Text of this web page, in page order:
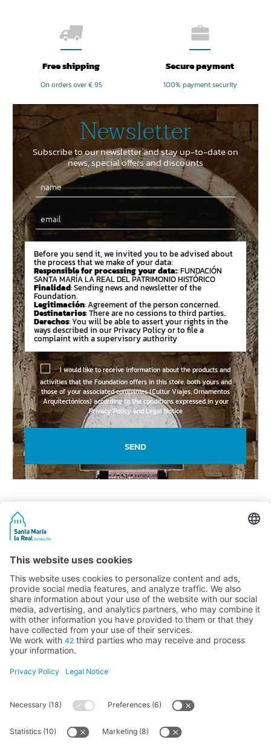
Free shipping
On orders over € 95
Secure payment
100% payment security
Newsletter
Subscribe to our newsletter and stay up-to-date on
news, special offers and discounts
Email
Before you send it, we invited you to be advised about
the process that we make of your data:
Responsible for processing your data:: FUNDACIÓN
SANTA MARÍA LA REAL DEL PATRIMONIO HISTÓRICO
Finalidad: Sending news and newsletter of the
Foundation.
Legitimación: Agreement of the person concerned.
Destinatarios: There are no cessions to third parties..
Derechos: You will be able to assert your rights in the
ways described in our Privacy Policy or to file a
complaint with a supervisory authority
I would like to receive information about the products and
activities that the Foundation offers in this store, both yours and
those of your associated companies (Cultur Viajes, Ornamentos
Arquitectónicos) according to the conditions expressed in your
Privacy Policy and Legal Notice
SEND
Activity subsidised by the Ministry of Education, Culture and Sports
FUNDACIÓN SANTA MARÍA LA REAL DEL PATRIMONIO HISTÓRICO –
Avda. Ronda, 1-3. 34.800 Aguilar de Campoo (Palencia) | 979 125 000 –
tienda@santamarialareal.org